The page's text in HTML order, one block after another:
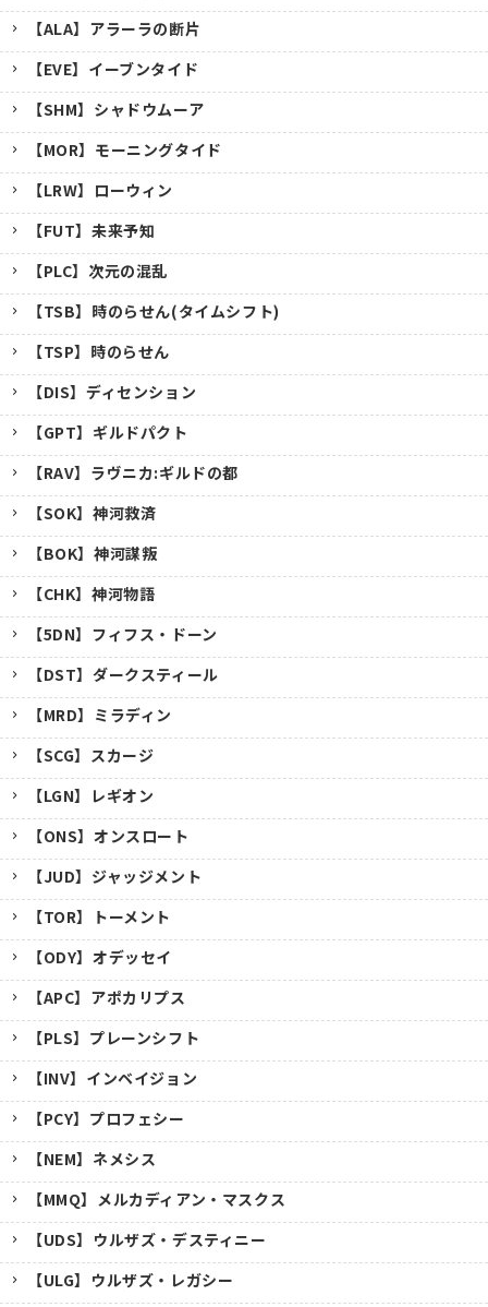
【ALA】アラーラの断片
【EVE】イーブンタイド
【SHM】シャドウムーア
【MOR】モーニングタイド
【LRW】ローウィン
【FUT】未来予知
【PLC】次元の混乱
【TSB】時のらせん(タイムシフト)
【TSP】時のらせん
【DIS】ディセンション
【GPT】ギルドパクト
【RAV】ラヴニカ:ギルドの都
【SOK】神河救済
【BOK】神河謀叛
【CHK】神河物語
【5DN】フィフス・ドーン
【DST】ダークスティール
【MRD】ミラディン
【SCG】スカージ
【LGN】レギオン
【ONS】オンスロート
【JUD】ジャッジメント
【TOR】トーメント
【ODY】オデッセイ
【APC】アポカリプス
【PLS】プレーンシフト
【INV】インベイジョン
【PCY】プロフェシー
【NEM】ネメシス
【MMQ】メルカディアン・マスクス
【UDS】ウルザズ・デスティニー
【ULG】ウルザズ・レガシー